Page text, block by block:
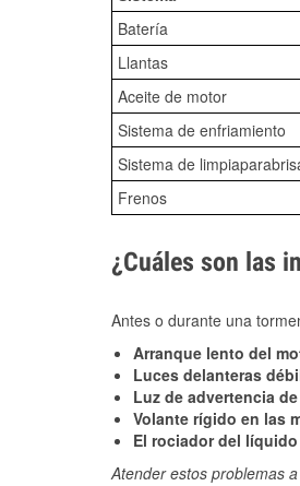
Batería
Llantas
Aceite de motor
Sistema de enfriamiento
Sistema de
Frenos
¿Cuáles son las
Antes o durante una
Arranque lento del
Luces delanteras
Luz de advertencia
Volante rígido en las
El rociador del
Atender estos problemas